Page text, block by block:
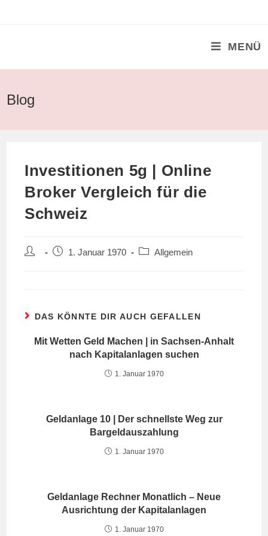
MENÜ
Blog
Investitionen 5g | Online
Broker Vergleich für die
Schweiz
Beitrags-Beitrag1. Januar 1970
Beitrags-
Allgemein
DAS KÖNNTE DIR AUCH GEFALLEN
Mit Wetten Geld Machen | in Sachsen-Anhalt
nach Kapitalanlagen suchen
1. Januar 1970
Geldanlage 10 | Der schnellste Weg zur
Bargeldauszahlung
1. Januar 1970
Geldanlage Rechner Monatlich – Neue
Ausrichtung der Kapitalanlagen
1. Januar 1970